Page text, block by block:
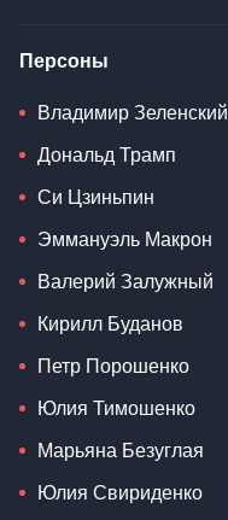
Персоны
Владимир Зеленский
Дональд Трамп
Си Цзиньпин
Эммануэль Макрон
Валерий Залужный
Кирилл Буданов
Петр Порошенко
Юлия Тимошенко
Марьяна Безуглая
Юлия Свириденко